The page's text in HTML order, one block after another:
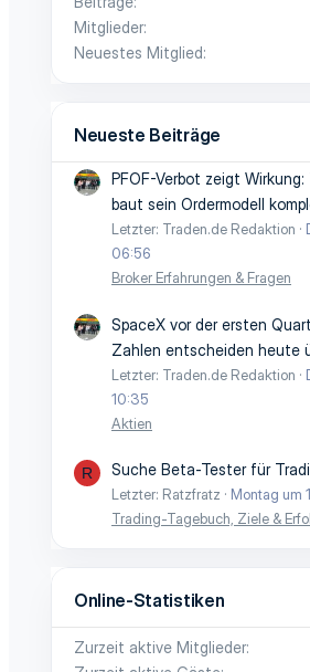
Mitglieder
Neuestes Mitglied
Neueste Beiträge
PFOF-Verbot zeigt Wirkung:
baut sein Ordermodell
Letzter: Traden.de Redaktion
06:56
Broker Erfahrungen & Fragen
SpaceX vor der ersten
Zahlen entscheiden heute
Letzter: Traden.de Redaktion
10:35
Aktien
R Suche Beta-Tester für
Letzter: Ratzfratz
Montag um
Trading-Tagebuch, Ziele &
Online-Statistiken
Zurzeit aktive Mitglieder